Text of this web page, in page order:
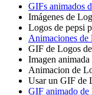
GIFs animados
Imágenes de
Logos de pepsi
Animaciones de
GIF de Logos
Imagen
Animacion de
Usar un GIF de
GIF animado de